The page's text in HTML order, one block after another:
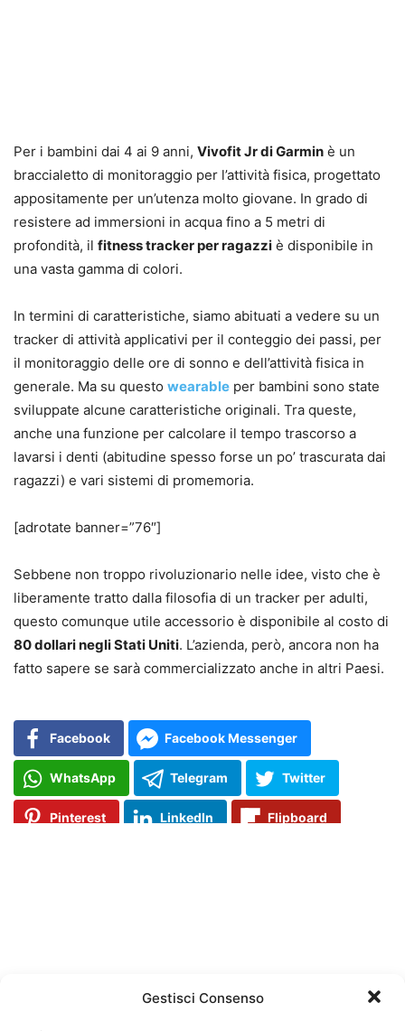
Gestisci Consenso
Per i bambini dai 4 ai 9 anni, Vivofit Jr di Garmin è un
braccialetto di monitoraggio per l’attività fisica, progettato
appositamente per un’utenza molto giovane. In grado di
resistere ad immersioni in acqua fino a 5 metri di
profondità, il fitness tracker per ragazzi è disponibile in
una vasta gamma di colori.
In termini di caratteristiche, siamo abituati a vedere su un
tracker di attività applicativi per il conteggio dei passi, per
il monitoraggio delle ore di sonno e dell’attività fisica in
generale. Ma su questo wearable per bambini sono state
sviluppate alcune caratteristiche originali. Tra queste,
anche una funzione per calcolare il tempo trascorso a
lavarsi i denti (abitudine spesso forse un po’ trascurata dai
ragazzi) e vari sistemi di promemoria.
[adrotate banner=”76″]
Sebbene non troppo rivoluzionario nelle idee, visto che è
liberamente tratto dalla filosofia di un tracker per adulti,
questo comunque utile accessorio è disponibile al costo di
80 dollari negli Stati Uniti. L’azienda, però, ancora non ha
fatto sapere se sarà commercializzato anche in altri Paesi.
Facebook Facebook Messenger
WhatsApp Telegram Twitter
Pinterest LinkedIn Flipboard